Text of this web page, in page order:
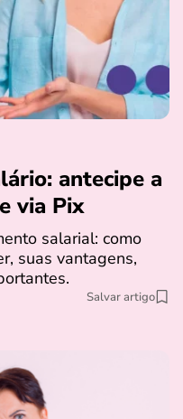
antecipe a
via Pix
salarial: como
suas vantagens,
Salvar artigo